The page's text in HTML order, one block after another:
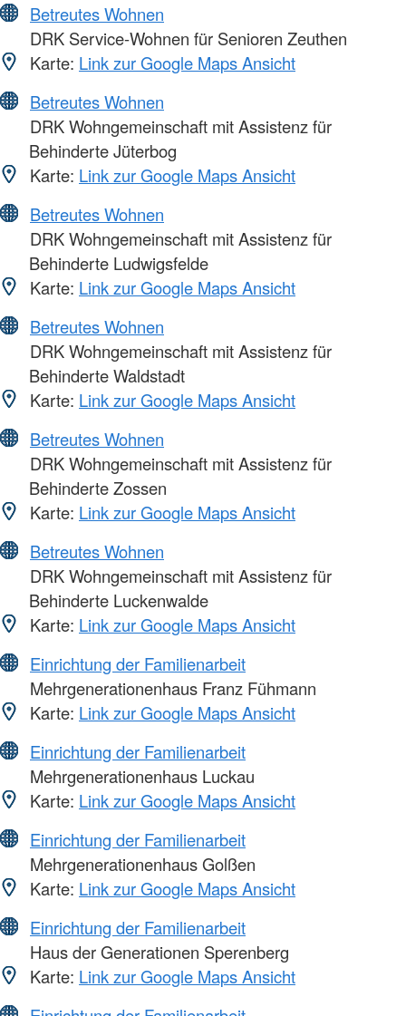
Betreutes Wohnen
DRK Service-Wohnen für Senioren Zeuthen
Karte: Link zur Google Maps Ansicht
Betreutes Wohnen
DRK Wohngemeinschaft mit Assistenz für
Behinderte Jüterbog
Karte: Link zur Google Maps Ansicht
Betreutes Wohnen
DRK Wohngemeinschaft mit Assistenz für
Behinderte Ludwigsfelde
Karte: Link zur Google Maps Ansicht
Betreutes Wohnen
DRK Wohngemeinschaft mit Assistenz für
Behinderte Waldstadt
Karte: Link zur Google Maps Ansicht
Betreutes Wohnen
DRK Wohngemeinschaft mit Assistenz für
Behinderte Zossen
Karte: Link zur Google Maps Ansicht
Betreutes Wohnen
DRK Wohngemeinschaft mit Assistenz für
Behinderte Luckenwalde
Karte: Link zur Google Maps Ansicht
Einrichtung der Familienarbeit
Mehrgenerationenhaus Franz Fühmann
Karte: Link zur Google Maps Ansicht
Einrichtung der Familienarbeit
Mehrgenerationenhaus Luckau
Karte: Link zur Google Maps Ansicht
Einrichtung der Familienarbeit
Mehrgenerationenhaus Golßen
Karte: Link zur Google Maps Ansicht
Einrichtung der Familienarbeit
Haus der Generationen Sperenberg
Karte: Link zur Google Maps Ansicht